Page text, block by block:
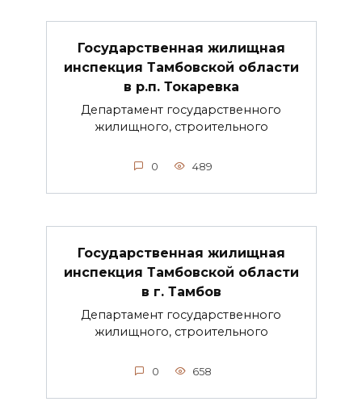
Государственная жилищная
инспекция Тамбовской области
в р.п. Токаревка
Департамент государственного
жилищного, строительного
0 489
Государственная жилищная
инспекция Тамбовской области
в г. Тамбов
Департамент государственного
жилищного, строительного
0 658